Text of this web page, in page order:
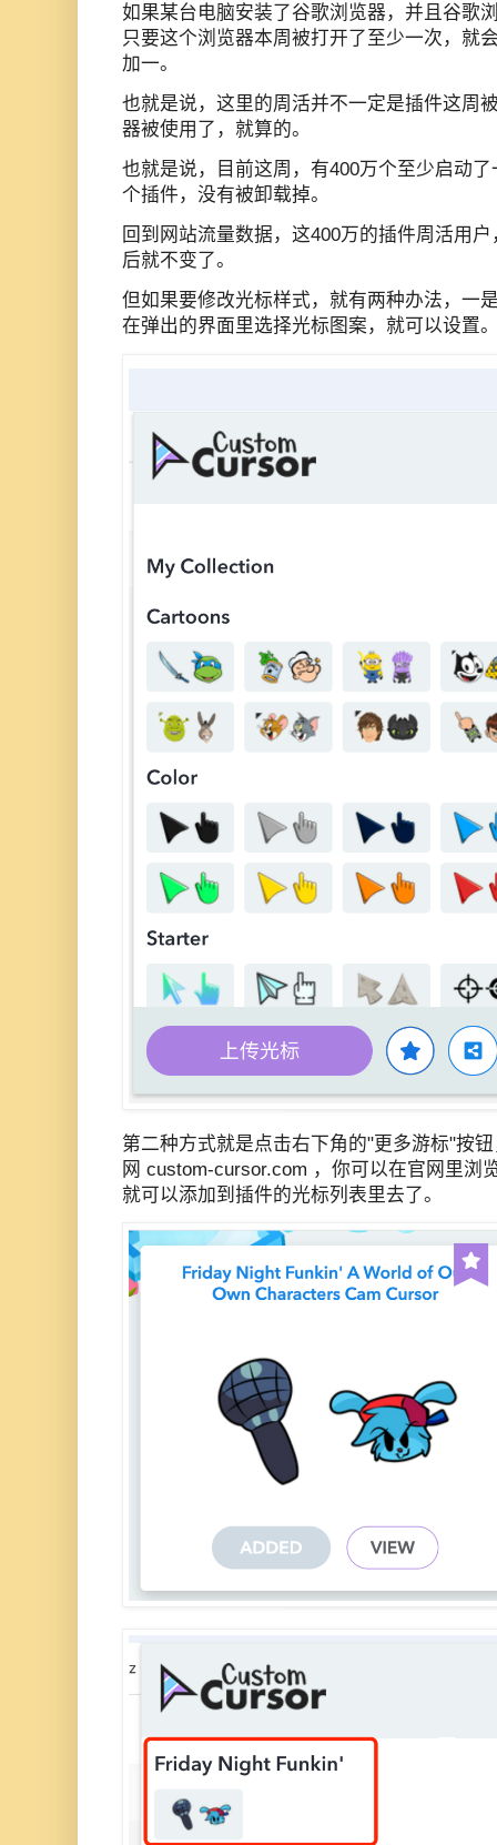
如果某台电脑安装了谷歌浏览器，并且谷歌
只要这个浏览器本周被打开了至少一次，就
加一。
也就是说，这里的周活并不一定是插件这周
器被使用了，就算的。
也就是说，目前这周，有400万个至少启动
个插件，没有被卸载掉。
回到网站流量数据，这400万的插件周活用
后就不变了。
但如果要修改光标样式，就有两种办法，一
在弹出的界面里选择光标图案，就可以设置
第二种方式就是点击右下角的"更多游标"按
网 custom-cursor.com ，你可以在官网里浏
就可以添加到插件的光标列表里去了。